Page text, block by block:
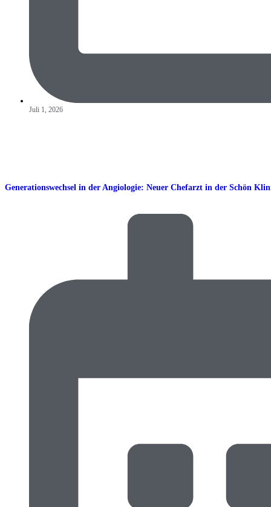
Juli 1, 2026
Generationswechsel in der Angiologie: Neuer Chefarzt in der Schön